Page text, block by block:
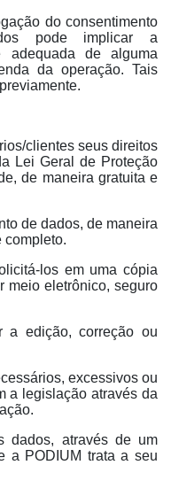
do consentimento
pode implicar a
adequada de alguma
da operação. Tais
clientes seus direitos
Lei Geral de Proteção
de maneira gratuita e
de dados, de maneira
completo.
los em uma cópia
meio eletrônico, seguro
a edição, correção ou
excessivos ou
a legislação através da
dados, através de um
a PODIUM trata a seu